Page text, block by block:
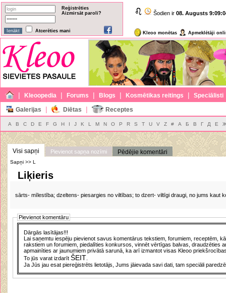
Reģistrēties
Aizmirsāt paroli?
Atcerēties mani
Šodien ir 08. Augusts
Kleoo monētas Apmeklētāji
| Kleoopedia | Forums | Blogs | Kosmētikas reitings | Speciālisti
Galerijas | Diētas | Receptes
A B C D E F G H I J K L M N O P R S T U V Z # А Б В Г Д Е
Visi sapņi Pievienot sapņa nozīmi Pēdējie komentāri
Sapņi >> L
Liķieris
sārts- mīlestība; dzeltens- piesargies no viltības; to dzert- viltīgi draugi, no jums kaut
Pievienot komentāru
Dārgās lasītājas!!!
Lai saņemtu iespēju pievienot savus komentārus tekstiem, forumiem, receptēm,
rakstiem un forumiem, piedalīties konkursos, vinnēt vērtīgas balvas, draudzēties
apmainīties ar jaunumiem privātā sarunā, ka arī izmantot visas Kleoo
To jūs varat izdarītŠEIT
Ja Jūs jau esat piereģistrēts lietotājs, Jums jāievada savi dati, tam speciāli